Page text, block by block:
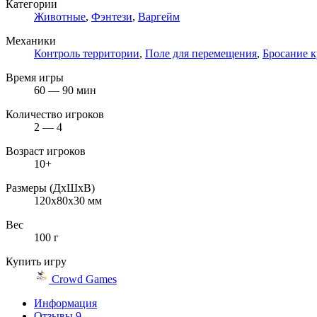
Категории
Животные, Фэнтези, Варгейм
Механики
Контроль территории, Поле для перемещения, Бросание
Время игры
60 — 90 мин
Количество игроков
2 — 4
Возраст игроков
10+
Размеры (ДxШxВ)
120x80x30 мм
Вес
100 г
Купить игру
Crowd Games
Информация